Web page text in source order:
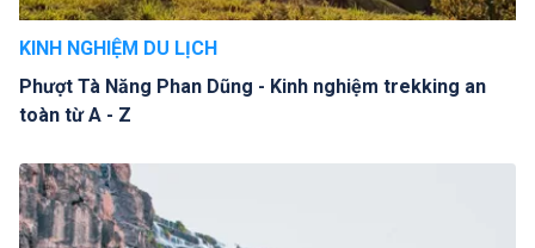
KINH NGHIỆM DU LỊCH
Phượt Tà Năng Phan Dũng - Kinh nghiệm trekking an
toàn từ A - Z